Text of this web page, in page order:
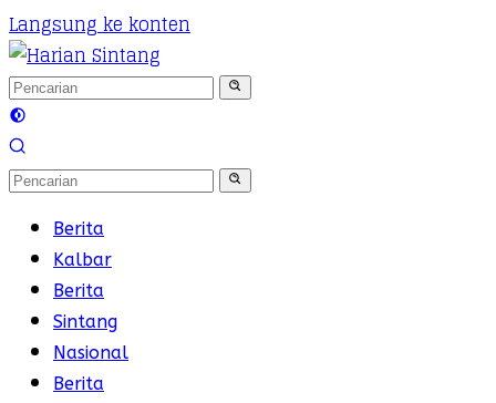
Langsung ke konten
Berita
Kalbar
Berita
Sintang
Nasional
Berita